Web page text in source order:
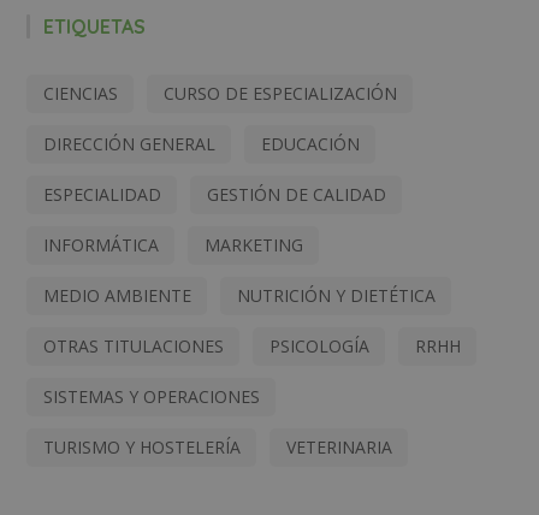
ETIQUETAS
CIENCIAS CURSO DE ESPECIALIZACIÓN
DIRECCIÓN GENERAL EDUCACIÓN
ESPECIALIDAD GESTIÓN DE CALIDAD
INFORMÁTICA MARKETING
MEDIO AMBIENTE NUTRICIÓN Y DIETÉTICA
OTRAS TITULACIONES PSICOLOGÍA RRHH
SISTEMAS Y OPERACIONES
TURISMO Y HOSTELERÍA VETERINARIA